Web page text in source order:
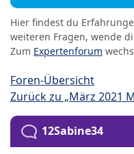
Hier findest du
weiteren Fragen, wende
Zum Expertenforum
Foren-Übersicht
Zurück zu „März 2021
12Sabine34